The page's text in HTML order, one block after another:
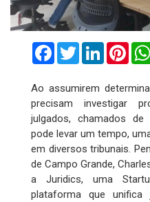
FacebookTwitterLinkedIn
Ao assumirem
precisam investigar
julgados, chamados de
pode levar um tempo,
em diversos tribunais.
de Campo Grande,
a Juridics, uma
plataforma que unifica